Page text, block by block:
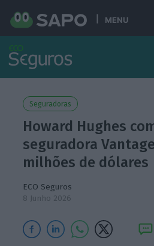
MENU
Seguradoras
Howard Hughes
seguradora
milhões de dólares
ECO Seguros
8 Junho 2026